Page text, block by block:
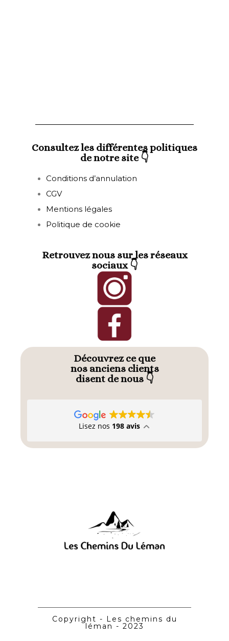
Consultez les différentes politiques
de notre site 👇
Conditions d’annulation
CGV
Mentions légales
Politique de cookie
Retrouvez nous sur les réseaux
sociaux 👇
Découvrez ce que
nos anciens clients
disent de nous 👇
Lisez nos 198 avis
Copyright - Les chemins du
léman - 2023